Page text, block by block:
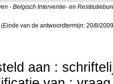
- Belgisch Interventie- en
(Einde van de antwoordtermijn: 20/8/
aan :